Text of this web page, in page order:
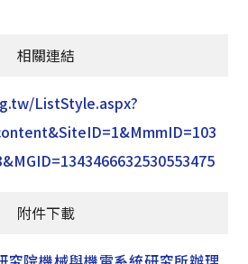
相關連結
ListStyle.aspx?
附件下載